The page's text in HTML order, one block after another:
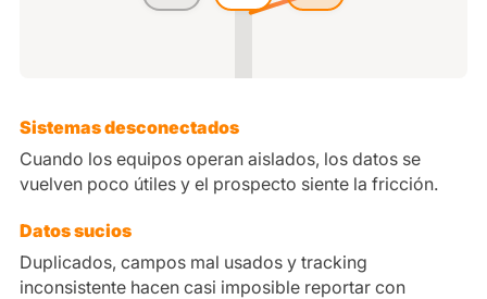
Sistemas desconectados
Cuando los equipos operan aislados, los datos se
vuelven poco útiles y el prospecto siente la fricción.
Datos sucios
Duplicados, campos mal usados y tracking
inconsistente hacen casi imposible reportar con